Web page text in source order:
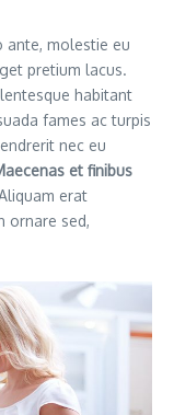
ante, molestie eu
pretium lacus.
habitant
fames ac turpis
nec eu
et finibus
erat
ornare sed,